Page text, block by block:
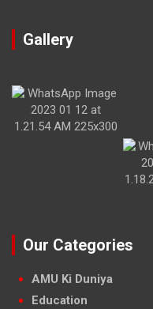
Gallery
Our Categories
AMU Ki Duniya
Education